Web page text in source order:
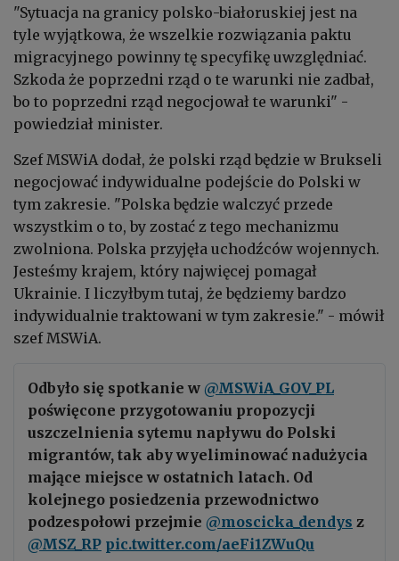
"Sytuacja na granicy polsko-białoruskiej jest na
tyle wyjątkowa, że wszelkie rozwiązania paktu
migracyjnego powinny tę specyfikę uwzględniać.
Szkoda że poprzedni rząd o te warunki nie zadbał,
bo to poprzedni rząd negocjował te warunki" -
powiedział minister.
Szef MSWiA dodał, że polski rząd będzie w Brukseli
negocjować indywidualne podejście do Polski w
tym zakresie. "Polska będzie walczyć przede
wszystkim o to, by zostać z tego mechanizmu
zwolniona. Polska przyjęła uchodźców wojennych.
Jesteśmy krajem, który najwięcej pomagał
Ukrainie. I liczyłbym tutaj, że będziemy bardzo
indywidualnie traktowani w tym zakresie." - mówił
szef MSWiA.
Odbyło się spotkanie w @MSWiA_GOV_PL
poświęcone przygotowaniu propozycji
uszczelnienia sytemu napływu do Polski
migrantów, tak aby wyeliminować nadużycia
mające miejsce w ostatnich latach. Od
kolejnego posiedzenia przewodnictwo
podzespołowi przejmie @moscicka_dendys z
@MSZ_RP pic.twitter.com/aeFi1ZWuQu